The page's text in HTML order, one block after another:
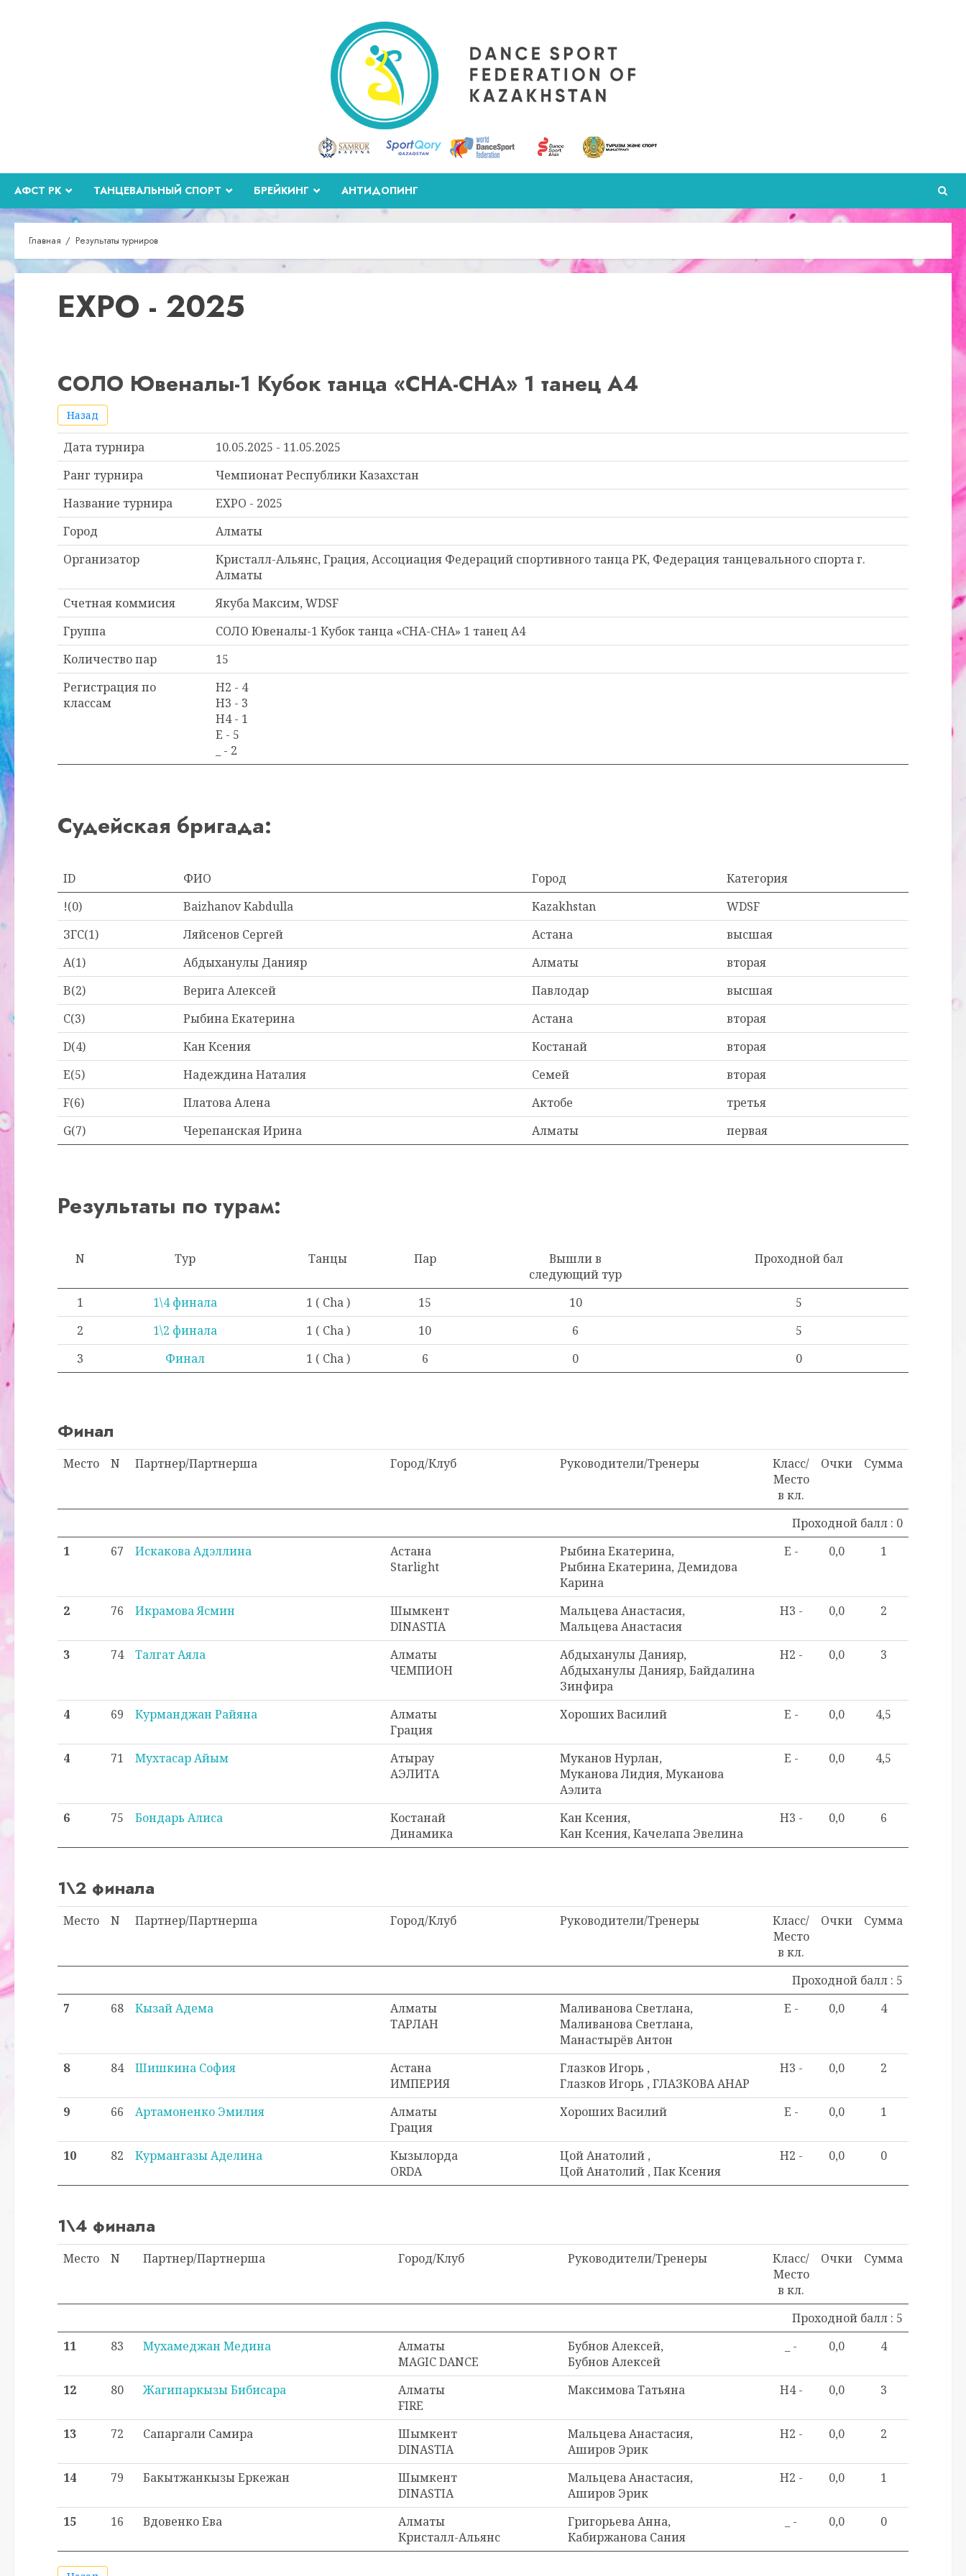
АФСТ РК ТАНЦЕВАЛЬНЫЙ СПОРТ БРЕЙКИНГ АНТИДОПИНГ
Главная Результаты турниров
EXPO - 2025
СОЛО Ювеналы-1 Кубок танца «CHA-CHA» 1 танец А4
Назад
Дата турнира
10.05.2025 - 11.05.2025
Ранг турнира
Чемпионат Республики Казахстан
Название турнира
EXPO - 2025
Город
Алматы
Организатор
Кристалл-Альянс, Грация, Ассоциация Федераций спортивного танца РК, Федерация танцевального спорта г.
Алматы
Счетная коммисия
Якуба Максим, WDSF
Группа
СОЛО Ювеналы-1 Кубок танца «CHA-CHA» 1 танец А4
Количество пар
15
Регистрация по
классам
H2 - 4
H3 - 3
H4 - 1
E - 5
_ - 2
Судейская бригада:
ID ФИО Город
Категория
!(0)
Baizhanov Kabdulla Kazakhstan
WDSF
ЗГС(1)
Ляйсенов Сергей Астана
высшая
A(1)
Абдыханулы Данияр Алматы
вторая
B(2)
Верига Алексей Павлодар
высшая
C(3)
Рыбина Екатерина Астана
вторая
D(4)
Кан Ксения Костанай
вторая
E(5)
Надеждина Наталия Семей
вторая
F(6)
Платова Алена Актобе
третья
G(7)
Черепанская Ирина Алматы первая
Результаты по турам:
N Тур Танцы Пар
Вышли в
следующий тур
Проходной бал
1 1\4 финала 1 ( Cha ) 15 10
5
2
1\2 финала 1 ( Cha ) 10 6
5
3
Финал 1 ( Cha ) 6 0 0
Финал
Проходной балл : 0
Место N Партнер/Партнерша Город/Клуб Руководители/Тренеры
Класс/
Место
в кл.
Очки Сумма
1 67 Искакова Адэллина
Астана
Starlight
Рыбина Екатерина,
Рыбина Екатерина, Демидова
Карина
E - 0,0 1
2 76 Икрамова Ясмин
Шымкент
DINASTIA
Мальцева Анастасия,
Мальцева Анастасия
H3 - 0,0 2
3 74 Талгат Аяла
Алматы
ЧЕМПИОН
Абдыханулы Данияр,
Абдыханулы Данияр, Байдалина
Зинфира
H2 - 0,0 3
4 69 Курманджан Райяна
Алматы
Грация
Хороших Василий E - 0,0 4,5
4 71 Мухтасар Айым
Атырау
АЭЛИТА
Муканов Нурлан,
Муканова Лидия, Муканова
Аэлита
E - 0,0 4,5
6 75 Бондарь Алиса
Костанай
Динамика
Кан Ксения,
Кан Ксения, Качелапа Эвелина
H3 - 0,0 6
1\2 финала
Проходной балл : 5
Место N Партнер/Партнерша Город/Клуб Руководители/Тренеры
Класс/
Место
в кл.
Очки Сумма
7 68 Кызай Адема
Алматы
ТАРЛАН
Маливанова Светлана,
Маливанова Светлана,
Манастырёв Антон
E - 0,0 4
8 84 Шишкина София
Астана
ИМПЕРИЯ
Глазков Игорь ,
Глазков Игорь , ГЛАЗКОВА АНАР
H3 - 0,0 2
9 66 Артамоненко Эмилия
Алматы
Грация
Хороших Василий E - 0,0 1
10 82 Курмангазы Аделина
Кызылорда
ORDA
Цой Анатолий ,
Цой Анатолий , Пак Ксения
H2 - 0,0 0
1\4 финала
Проходной балл : 5
Место N Партнер/Партнерша Город/Клуб Руководители/Тренеры
Класс/
Место
в кл.
Очки Сумма
11 83 Мухамеджан Медина
Алматы
MAGIC DANCE
Бубнов Алексей,
Бубнов Алексей
_ - 0,0 4
12 80 Жагипаркызы Бибисара
Алматы
FIRE
Максимова Татьяна H4 - 0,0 3
13 72 Сапаргали Самира
Шымкент
DINASTIA
Мальцева Анастасия,
Аширов Эрик
H2 - 0,0 2
14 79 Бакытжанкызы Еркежан
Шымкент
DINASTIA
Мальцева Анастасия,
Аширов Эрик
H2 - 0,0 1
15 16 Вдовенко Ева
Алматы
Кристалл-Альянс
Григорьева Анна,
Кабиржанова Сания
_ - 0,0 0